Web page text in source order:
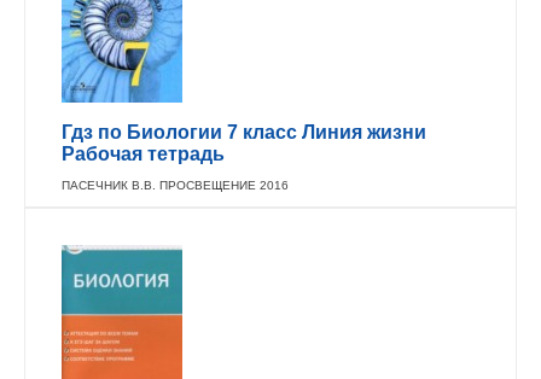
Гдз по Биологии 7 класс Линия жизни
Рабочая тетрадь
ПАСЕЧНИК В.В. ПРОСВЕЩЕНИЕ 2016